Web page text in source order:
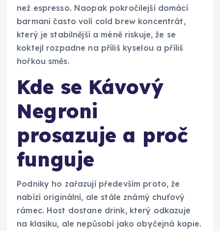
než espresso. Naopak pokročilejší domácí
barmani často volí cold brew koncentrát,
který je stabilnější a méně riskuje, že se
koktejl rozpadne na příliš kyselou a příliš
hořkou směs.
Kde se Kávový
Negroni
prosazuje a proč
funguje
Podniky ho zařazují především proto, že
nabízí originální, ale stále známý chuťový
rámec. Host dostane drink, který odkazuje
na klasiku, ale nepůsobí jako obyčejná kopie.